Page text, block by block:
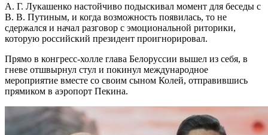
А. Г. Лукашенко настойчиво подыскивал момент для беседы с
В. В. Путиным, и когда возможность появилась, то не
сдержался и начал разговор с эмоциональной риторики,
которую российский президент проигнорировал.
Прямо в конгресс-холле глава Белоруссии вышел из себя, в
гневе отшвырнул стул и покинул международное
мероприятие вместе со своим сыном Колей, отправившись
прямиком в аэропорт Пекина.